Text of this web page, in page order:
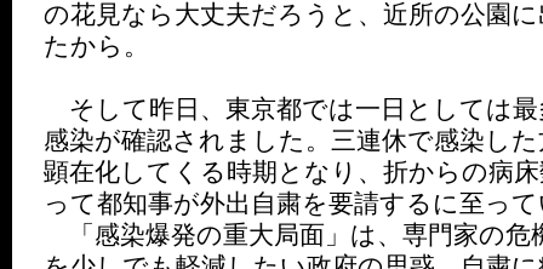
の花見なら大丈夫だろうと、近所の公園
たから。
そして昨日、東京都では一日としては
感染が確認されました。三連休で感染し
顕在化してくる時期となり、折からの病
って都知事が外出自粛を要請するに至っ
「感染爆発の重大局面」は、専門家の危